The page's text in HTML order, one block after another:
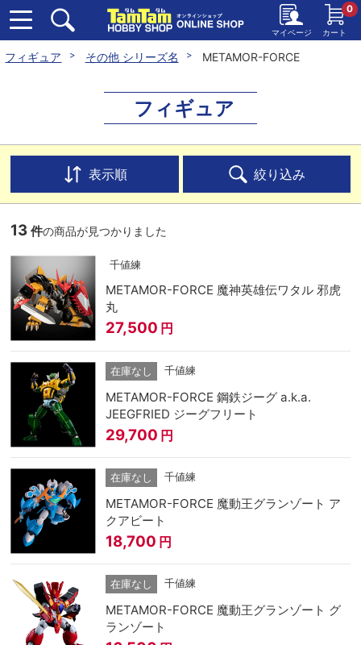
マイページ カート
0
フィギュア その他 シリーズ名 METAMOR-FORCE
フィギュア
表示順 絞り込み
13 件の商品が見つかりました
千値練
METAMOR-FORCE 魔神英雄伝ワタル 邪虎
丸
27,500 円
在庫なし 千値練
METAMOR-FORCE 鋼鉄ジーグ a.k.a.
JEEGFRIED ジーグフリート
29,700 円
在庫なし 千値練
METAMOR-FORCE 魔動王グランゾート ア
クアビート
18,700 円
在庫なし 千値練
METAMOR-FORCE 魔動王グランゾート グ
ランゾート